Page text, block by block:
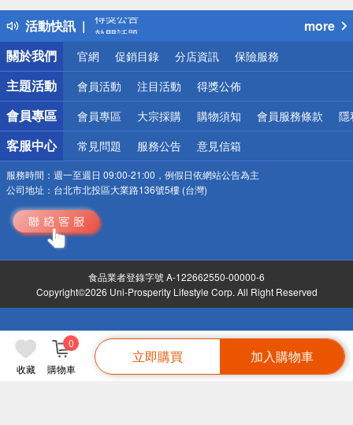
收藏 購物車
0
立即購買 加入購物車
活動快訊
得獎公告
熱門話題
銀行優惠
偏遠地區配送
詐騙網頁！請小心！
more
關於我們
官網 促銷目錄 分店資訊 保險服務
主題活動 會員活動 注目活動 得獎公佈
會員專區 會員專區 大宗採購 購物須知 會員服務條款 隱
客服中心 常見問題 服務公告 意見信箱
服務時間： 週一至週日 09:00-21:00，例假日依網站公告為主
公司地址： 台北市北投區大業路136號5樓 (台灣)
食品業者登錄字號 A-122662550-00000-6
Copyright©2026 Uni-Prosperity Lifestyle Corp. All Right Reserved